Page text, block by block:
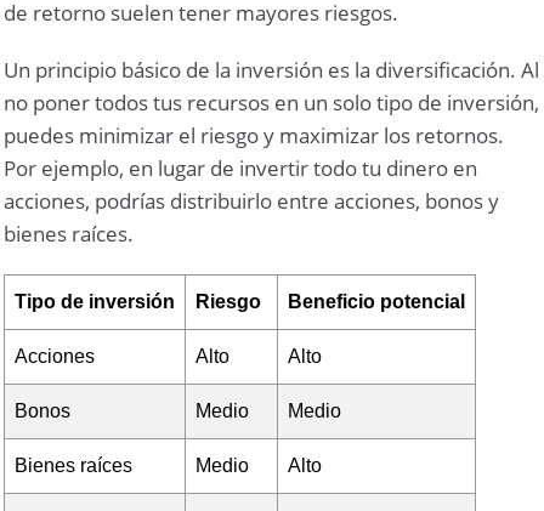
de retorno suelen tener mayores riesgos.
Un principio básico de la inversión es la diversificación. Al
no poner todos tus recursos en un solo tipo de inversión,
puedes minimizar el riesgo y maximizar los retornos.
Por ejemplo, en lugar de invertir todo tu dinero en
acciones, podrías distribuirlo entre acciones, bonos y
bienes raíces.
Tipo de inversión Riesgo Beneficio potencial
Acciones Alto Alto
Bonos Medio Medio
Bienes raíces Medio Alto